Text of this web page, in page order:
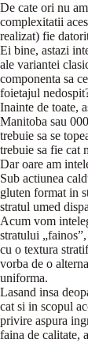
De cate ori nu
complexitatii
realizat) fie
Ei bine, astazi
ale variantei
componenta sa
foietajul
Inainte de toate,
Manitoba sau
trebuie sa se
trebuie sa fie cat
Dar oare am
Sub actiunea
gluten format in
stratul umed
Acum vom
stratului
cu o textura
vorba de o
uniforma.
Lasand insa
cat si in scopul
privire aspura
faina de calitate,